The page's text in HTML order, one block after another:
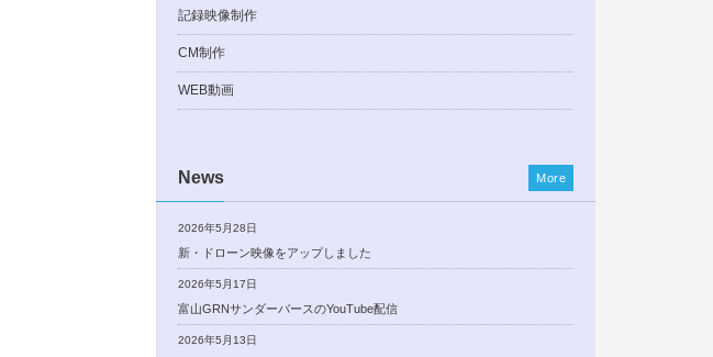
記録映像制作
CM制作
WEB動画
News
2026年5月28日
新・ドローン映像をアップしました
2026年5月17日
富山GRNサンダーバースのYouTube配信
2026年5月13日
More